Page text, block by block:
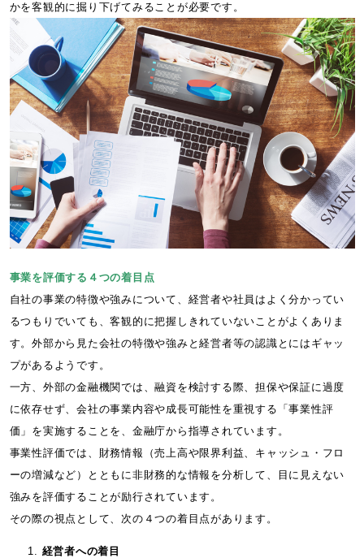
かを客観的に掘り下げてみることが必要です。
事業を評価する４つの着目点
自社の事業の特徴や強みについて、経営者や社員はよく分かってい
るつもりでいても、客観的に把握しきれていないことがよくありま
す。外部から見た会社の特徴や強みと経営者等の認識とにはギャッ
プがあるようです。
一方、外部の金融機関では、融資を検討する際、担保や保証に過度
に依存せず、会社の事業内容や成長可能性を重視する「事業性評
価」を実施することを、金融庁から指導されています。
事業性評価では、財務情報（売上高や限界利益、キャッシュ・フロ
ーの増減など）とともに非財務的な情報を分析して、目に見えない
強みを評価することが励行されています。
その際の視点として、次の４つの着目点があります。
経営者への着目